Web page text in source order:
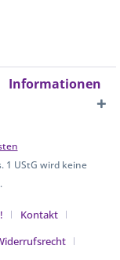
Informationen
1 UStG wird keine
Kontakt